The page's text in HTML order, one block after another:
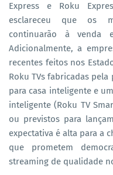
Express e Roku
esclareceu que os
continuarão à venda
Adicionalmente, a
recentes feitos nos
Roku TVs fabricadas
para casa inteligente e
inteligente (Roku TV
ou previstos para
expectativa é alta para a
que prometem
streaming de qualidade